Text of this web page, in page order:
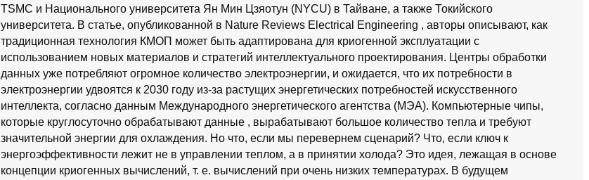
TSMC и Национального университета Ян Мин Цзяотун (NYCU) в Тайване, а также Токийского
университета. В статье, опубликованной в Nature Reviews Electrical Engineering , авторы описывают, как
традиционная технология КМОП может быть адаптирована для криогенной эксплуатации с
использованием новых материалов и стратегий интеллектуального проектирования. Центры обработки
данных уже потребляют огромное количество электроэнергии, и ожидается, что их потребности в
электроэнергии удвоятся к 2030 году из-за растущих энергетических потребностей искусственного
интеллекта, согласно данным Международного энергетического агентства (МЭА). Компьютерные чипы,
которые круглосуточно обрабатывают данные , вырабатывают большое количество тепла и требуют
значительной энергии для охлаждения. Но что, если мы перевернем сценарий? Что, если ключ к
энергоэффективности лежит не в управлении теплом, а в принятии холода? Это идея, лежащая в основе
концепции криогенных вычислений, т. е. вычислений при очень низких температурах. В будущем